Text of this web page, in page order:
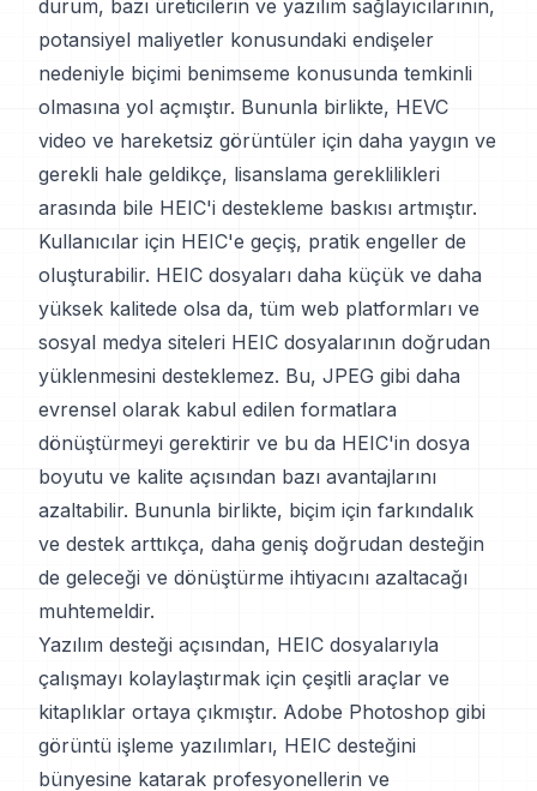
durum, bazı üreticilerin ve yazılım sağlayıcılarının,
potansiyel maliyetler konusundaki endişeler
nedeniyle biçimi benimseme konusunda temkinli
olmasına yol açmıştır. Bununla birlikte, HEVC
video ve hareketsiz görüntüler için daha yaygın ve
gerekli hale geldikçe, lisanslama gereklilikleri
arasında bile HEIC'i destekleme baskısı artmıştır.
Kullanıcılar için HEIC'e geçiş, pratik engeller de
oluşturabilir. HEIC dosyaları daha küçük ve daha
yüksek kalitede olsa da, tüm web platformları ve
sosyal medya siteleri HEIC dosyalarının doğrudan
yüklenmesini desteklemez. Bu, JPEG gibi daha
evrensel olarak kabul edilen formatlara
dönüştürmeyi gerektirir ve bu da HEIC'in dosya
boyutu ve kalite açısından bazı avantajlarını
azaltabilir. Bununla birlikte, biçim için farkındalık
ve destek arttıkça, daha geniş doğrudan desteğin
de geleceği ve dönüştürme ihtiyacını azaltacağı
muhtemeldir.
Yazılım desteği açısından, HEIC dosyalarıyla
çalışmayı kolaylaştırmak için çeşitli araçlar ve
kitaplıklar ortaya çıkmıştır. Adobe Photoshop gibi
görüntü işleme yazılımları, HEIC desteğini
bünyesine katarak profesyonellerin ve